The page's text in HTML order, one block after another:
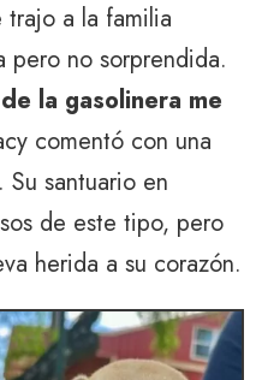
trajo a la familia
pero no sorprendida.
la gasolinera me
comentó con una
santuario en
de este tipo, pero
herida a su corazón.